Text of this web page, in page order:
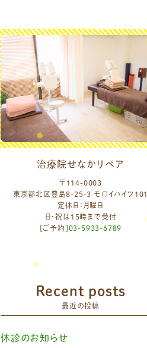
治療院せなかリペア
〒114-0003
東京都北区豊島8-25-3 モロイハイツ101
定休日：月曜日
日・祝は15時まで受付
[ご予約] 03-5933-6789
Recent posts
最近の投稿
休診のお知らせ